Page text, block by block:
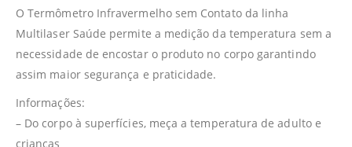
O Termômetro Infravermelho sem Contato da linha
Multilaser Saúde permite a medição da temperatura sem a
necessidade de encostar o produto no corpo garantindo
assim maior segurança e praticidade.
Informações:
– Do corpo à superfícies, meça a temperatura de adulto e
crianças